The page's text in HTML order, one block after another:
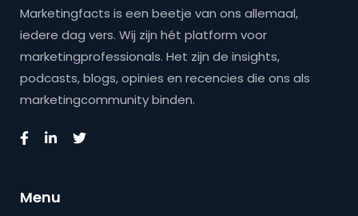
Marketingfacts is een beetje van ons allemaal,
iedere dag vers. Wij zijn hét platform voor
marketingprofessionals. Het zijn de insights,
podcasts, blogs, opinies en recencies die ons als
marketingcommunity binden.
Menu